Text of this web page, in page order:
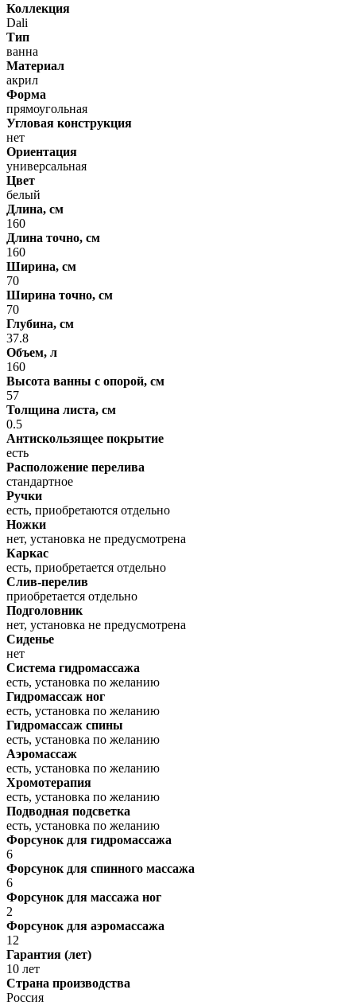
Коллекция
Dali
Тип
ванна
Материал
акрил
Форма
прямоугольная
Угловая конструкция
нет
Ориентация
универсальная
Цвет
белый
Длина, см
160
Длина точно, см
160
Ширина, см
70
Ширина точно, см
70
Глубина, см
37.8
Объем, л
160
Высота ванны с опорой, см
57
Толщина листа, см
0.5
Антискользящее покрытие
есть
Расположение перелива
стандартное
Ручки
есть, приобретаются отдельно
Ножки
нет, установка не предусмотрена
Каркас
есть, приобретается отдельно
Слив-перелив
приобретается отдельно
Подголовник
нет, установка не предусмотрена
Сиденье
нет
Система гидромассажа
есть, установка по желанию
Гидромассаж ног
есть, установка по желанию
Гидромассаж спины
есть, установка по желанию
Аэромассаж
есть, установка по желанию
Хромотерапия
есть, установка по желанию
Подводная подсветка
есть, установка по желанию
Форсунок для гидромассажа
6
Форсунок для спинного массажа
6
Форсунок для массажа ног
2
Форсунок для аэромассажа
12
Гарантия (лет)
10 лет
Страна производства
Россия